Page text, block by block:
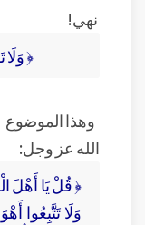
نهي!
﴿
وهذا
الله عز وجل:
﴿ قُلْ يَا أَهْلَ
وَلَا تَتَّبِعُوا